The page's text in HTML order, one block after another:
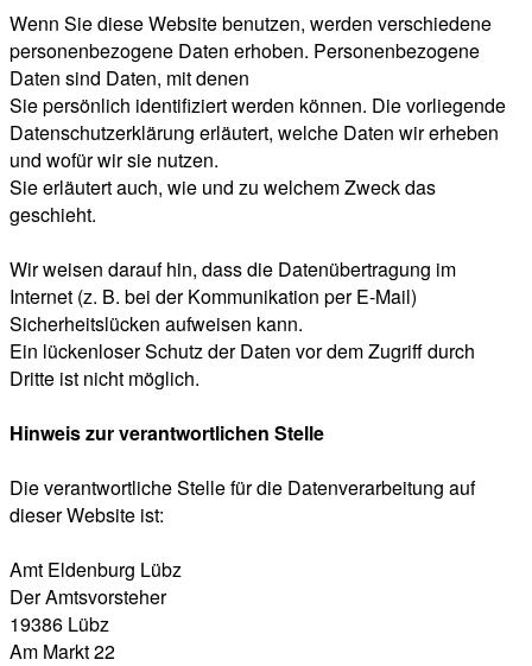
Wenn Sie diese Website benutzen, werden verschiedene
personenbezogene Daten erhoben. Personenbezogene
Daten sind Daten, mit denen
Sie persönlich identifiziert werden können. Die vorliegende
Datenschutzerklärung erläutert, welche Daten wir erheben
und wofür wir sie nutzen.
Sie erläutert auch, wie und zu welchem Zweck das
geschieht.
Wir weisen darauf hin, dass die Datenübertragung im
Internet (z. B. bei der Kommunikation per E-Mail)
Sicherheitslücken aufweisen kann.
Ein lückenloser Schutz der Daten vor dem Zugriff durch
Dritte ist nicht möglich.
Hinweis zur verantwortlichen Stelle
Die verantwortliche Stelle für die Datenverarbeitung auf
dieser Website ist:
Amt Eldenburg Lübz
Der Amtsvorsteher
19386 Lübz
Am Markt 22